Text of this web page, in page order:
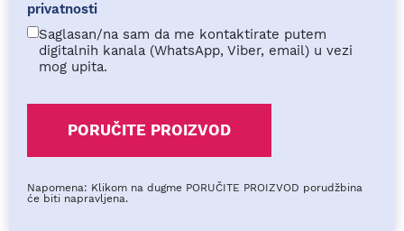
privatnosti
Saglasan/na sam da me kontaktirate putem
digitalnih kanala (WhatsApp, Viber, email) u vezi
mog upita.
Napomena: Klikom na dugme PORUČITE PROIZVOD porudžbina
će biti napravljena.